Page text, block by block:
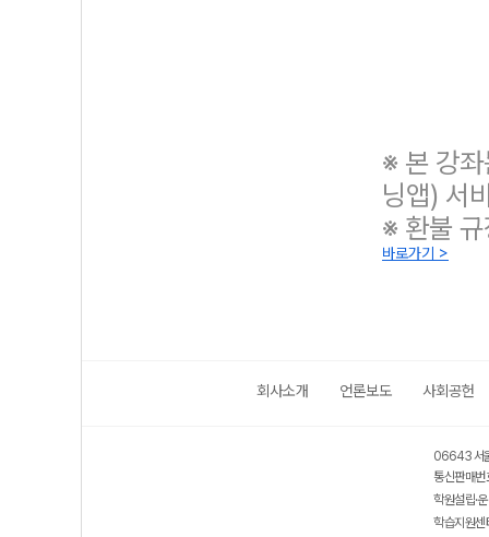
※ 본 강
닝앱) 서
※ 환불
바로가기 >
회사소개 언론보도 사회공헌
06643 서
통신판매
학원설립·
학습지원